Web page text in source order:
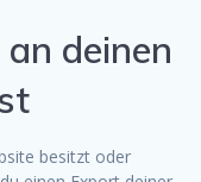
deinen
besitzt oder